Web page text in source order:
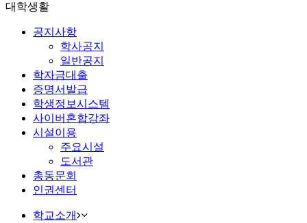
대학생활
공지사항
학사공지
일반공지
학자금대출
증명서발급
학생정보시스템
사이버혼합강좌
시설이용
주요시설
도서관
총동문회
인권센터
학교소개